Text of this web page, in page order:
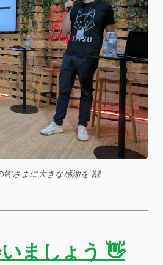
皆さまに大きな感謝を 🙌
ましょう 👋